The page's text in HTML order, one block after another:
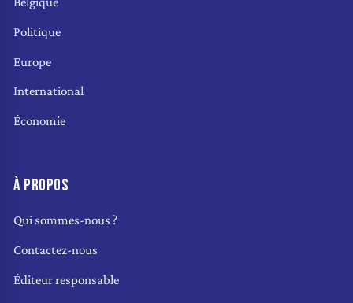
Politique
Europe
International
Économie
À PROPOS
Qui sommes-nous ?
Contactez-nous
Éditeur responsable